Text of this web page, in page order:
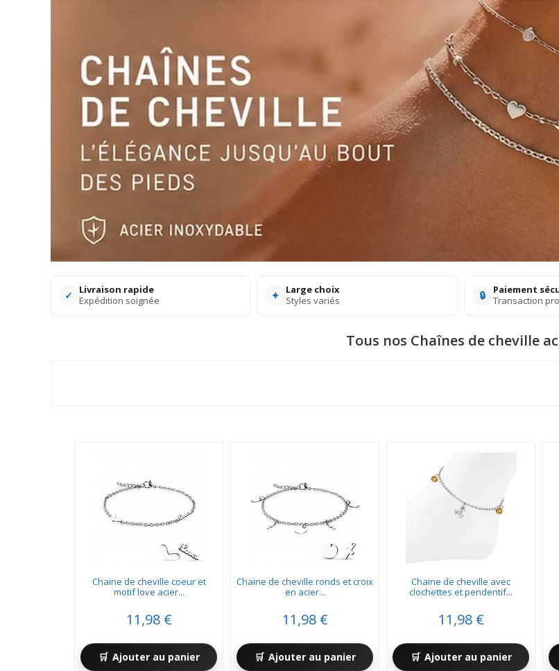
✓
Livraison rapide
Expédition soignée
✦
Large choix
Styles variés
🔒
Paiement
Transaction
Tous nos Chaînes de cheville
Chaine de cheville coeur et
motif love acier...
11,98 €
Ajouter au panier
Chaine de cheville ronds et croix
en acier...
11,98 €
Ajouter au panier
Chaine de cheville avec
clochettes et pendentif...
11,98 €
Ajouter au panier